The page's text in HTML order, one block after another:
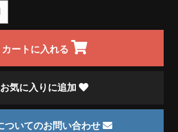
カートに入れる
お気に入りに追加
ついてのお問い合わせ